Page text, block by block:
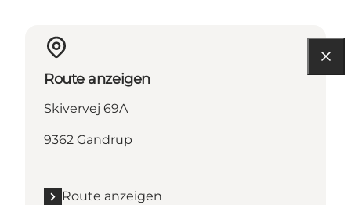
Route anzeigen
Skivervej 69A
9362 Gandrup
Route anzeigen